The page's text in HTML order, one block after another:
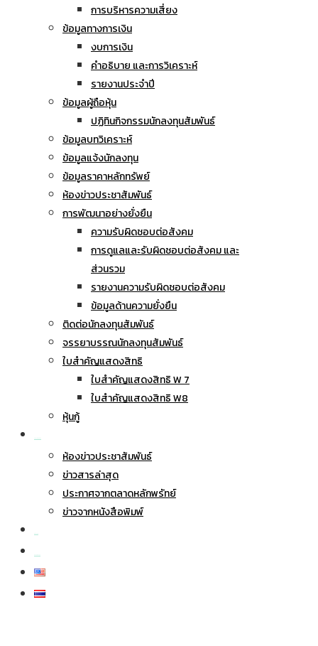
การบริหารความเสี่ยง
ข้อมูลทางการเงิน
งบการเงิน
คำอธิบาย และการวิเคราะห์
รายงานประจำปี
ข้อมูลผู้ถือหุ้น
ปฏิทินกิจกรรมนักลงทุนสัมพันธ์
ข้อมูลบทวิเคราะห์
ข้อมูลแจ้งนักลงทุน
ข้อมูลราคาหลักทรัพย์
ห้องข่าวประชาสัมพันธ์
การพัฒนาอย่างยั่งยืน
ความรับผิดชอบต่อสังคม
การดูแลและรับผิดชอบต่อสังคม และ
ส่วนรวม
รายงานความรับผิดชอบต่อสังคม
ข้อมูลด้านความยั่งยืน
ติดต่อนักลงทุนสัมพันธ์
จรรยาบรรณนักลงทุนสัมพันธ์
ใบสำคัญแสดงสิทธิ
ใบสำคัญแสดงสิทธิ W 7
ใบสำคัญแสดงสิทธิ W8
หุ้นกู้
ห้องข่าวประชาสัมพันธ์
ข่าวสารล่าสุด
ประกาศจากตลาดหลักพรัทย์
ข่าวจากหนังสือพิมพ์